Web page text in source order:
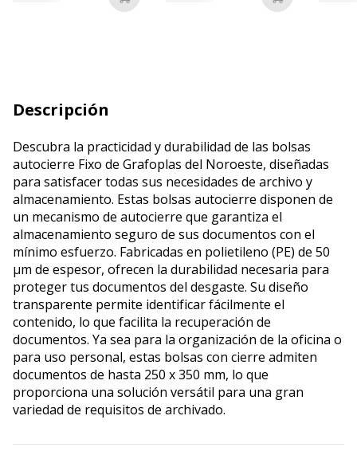
Añadir a la cesta Añadir a la
Descripción
Descubra la practicidad y durabilidad de las bolsas
autocierre Fixo de Grafoplas del Noroeste, diseñadas
para satisfacer todas sus necesidades de archivo y
almacenamiento. Estas bolsas autocierre disponen de
un mecanismo de autocierre que garantiza el
almacenamiento seguro de sus documentos con el
mínimo esfuerzo. Fabricadas en polietileno (PE) de 50
µm de espesor, ofrecen la durabilidad necesaria para
proteger tus documentos del desgaste. Su diseño
transparente permite identificar fácilmente el
contenido, lo que facilita la recuperación de
documentos. Ya sea para la organización de la oficina o
para uso personal, estas bolsas con cierre admiten
documentos de hasta 250 x 350 mm, lo que
proporciona una solución versátil para una gran
variedad de requisitos de archivado.